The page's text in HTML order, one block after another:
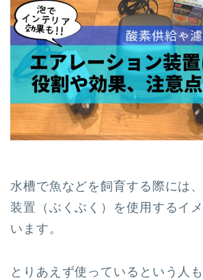
水槽で魚などを飼育する際には
装置（ぶくぶく）を使用するイ
います。
とりあえず使っているという人